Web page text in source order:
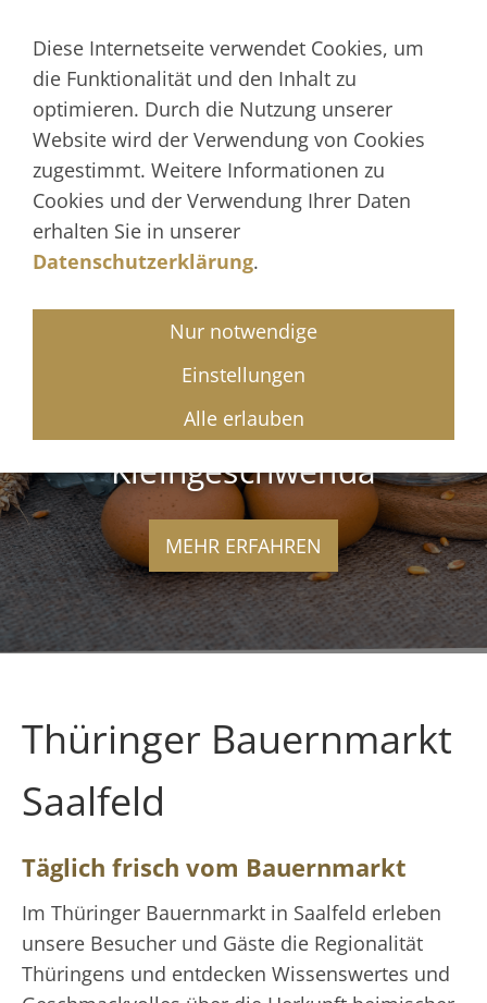
Landfleischerei
Kleingeschwenda
MEHR ERFAHREN
Thüringer Bauernmarkt
Saalfeld
Täglich frisch vom Bauernmarkt
Im Thüringer Bauernmarkt in Saalfeld erleben
unsere Besucher und Gäste die Regionalität
Thüringens und entdecken Wissenswertes und
Diese Internetseite verwendet Cookies, um
die Funktionalität und den Inhalt zu
optimieren. Durch die Nutzung unserer
Website wird der Verwendung von Cookies
zugestimmt. Weitere Informationen zu
Cookies und der Verwendung Ihrer Daten
erhalten Sie in unserer
Datenschutzerklärung.
Nur notwendige
Einstellungen
Alle erlauben